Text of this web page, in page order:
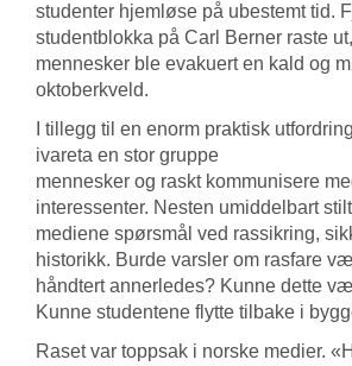
studenter hjemløse på ubestemt tid.
studentblokka på Carl Berner raste
mennesker ble evakuert en kald og
oktoberkveld.
I tillegg til en enorm praktisk
ivareta en stor gruppe
mennesker og raskt kommunisere
interessenter. Nesten umiddelbart
mediene spørsmål ved rassikring,
historikk. Burde varsler om rasfare
håndtert annerledes? Kunne dette
Kunne studentene flytte tilbake i
Raset var toppsak i norske medier.